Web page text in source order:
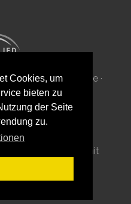
Cookies, um
bieten zu
der Seite
zu.
6B · DK 7100 Vejle ·
DK 34087040
mit